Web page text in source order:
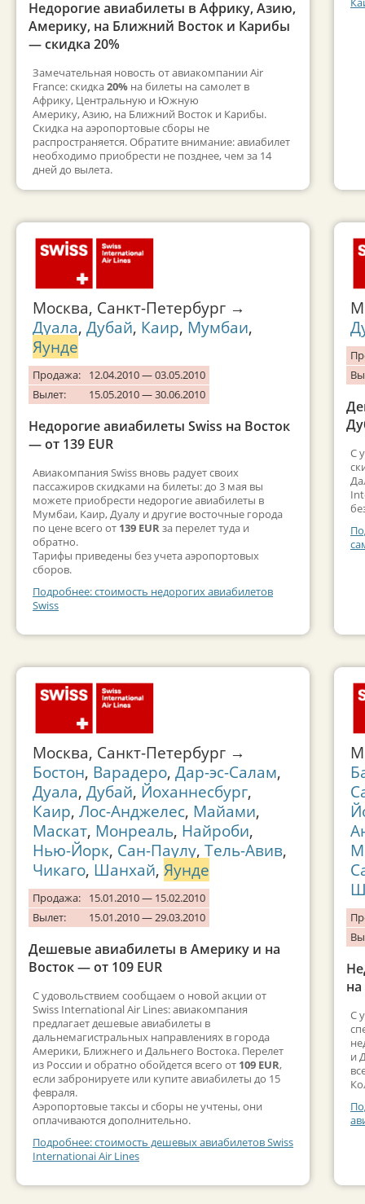
Недорогие авиабилеты в Африку, Азию,
Америку, на Ближний Восток и Карибы
— скидка 20%
Замечательная новость от авиакомпании Air
France: скидка20% на билеты на самолет в
Африку, Центральную и Южную
Америку, Азию, на Ближний Восток и Карибы.
Скидка на аэропортовые сборы не
распространяется. Обратите внимание: авиабилет
необходимо приобрести не позднее, чем за 14
дней до вылета.
Москва, Санкт-Петербург →
Дуала, Дубай, Каир, Мумбаи,
Яунде
Продажа:
12.04.2010 — 03.05.2010
Вылет:
15.05.2010 — 30.06.2010
Недорогие авиабилеты Swiss на Восток
— от 139 EUR
Авиакомпания Swiss вновь радует своих
пассажиров скидками на билеты: до 3 мая вы
можете приобрести недорогие авиабилеты в
Мумбаи, Каир, Дуалу и другие восточные города
по цене всего от 139 EURза перелет туда и
обратно.
Тарифы приведены без учета аэропортовых
сборов.
Подробнее: стоимость недорогих авиабилетов
Swiss
Москва, Санкт-Петербург →
Бостон, Варадеро, Дар-эс-Салам,
Дуала, Дубай, Йоханнесбург,
Каир, Лос-Анджелес, Майами,
Маскат, Монреаль, Найроби,
Нью-Йорк, Сан-Паулу, Тель-Авив,
Чикаго, Шанхай, Яунде
Продажа:
15.01.2010 — 15.02.2010
Вылет:
15.01.2010 — 29.03.2010
Дешевые авиабилеты в Америку и на
Восток — от 109 EUR
С удовольствием сообщаем о новой акции от
Swiss International Air Lines: авиакомпания
предлагает дешевые авиабилеты в
дальнемагистральных направлениях в города
Америки, Ближнего и Дальнего Востока. Перелет
из России и обратно обойдется всего от 109 EUR,
если забронируете или купите авиабилеты до 15
февраля.
Аэропортовые таксы и сборы не учтены, они
оплачиваются дополнительно.
Подробнее: стоимость дешевых авиабилетов Swiss
Internationai Air Lines
С
С
и